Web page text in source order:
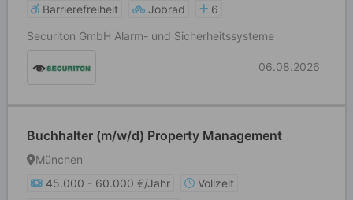
Barrierefreiheit
Jobrad
6
Securiton GmbH Alarm- und Sicherheitssysteme
06.08.2026
Buchhalter (m/w/d) Property Management
München
45.000 - 60.000 €/Jahr
Vollzeit